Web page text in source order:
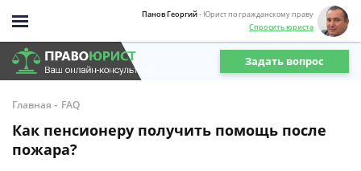
Панов Георгий- Юрист по гражданскому праву
Спросить юриста
Задать вопрос
Главная - FAQ
Как пенсионеру получить помощь после
пожара?